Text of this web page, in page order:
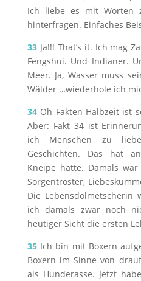
Ich liebe es mit Worten
hinterfragen. Einfaches
33 Ja!!! That’s it. Ich mag
Fengshui. Und Indianer.
Meer. Ja, Wasser muss
Wälder …wiederhole ich
34Oh Fakten-Halbzeit ist
Aber: Fakt 34 ist
ich Menschen zu
Geschichten. Das hat
Kneipe hatte. Damals
Sorgentröster,
Die Lebensdolmetscherin
ich damals zwar noch
heutiger Sicht die ersten
35Ich bin mit Boxern
Boxern im Sinne von
als Hunderasse. Jetzt